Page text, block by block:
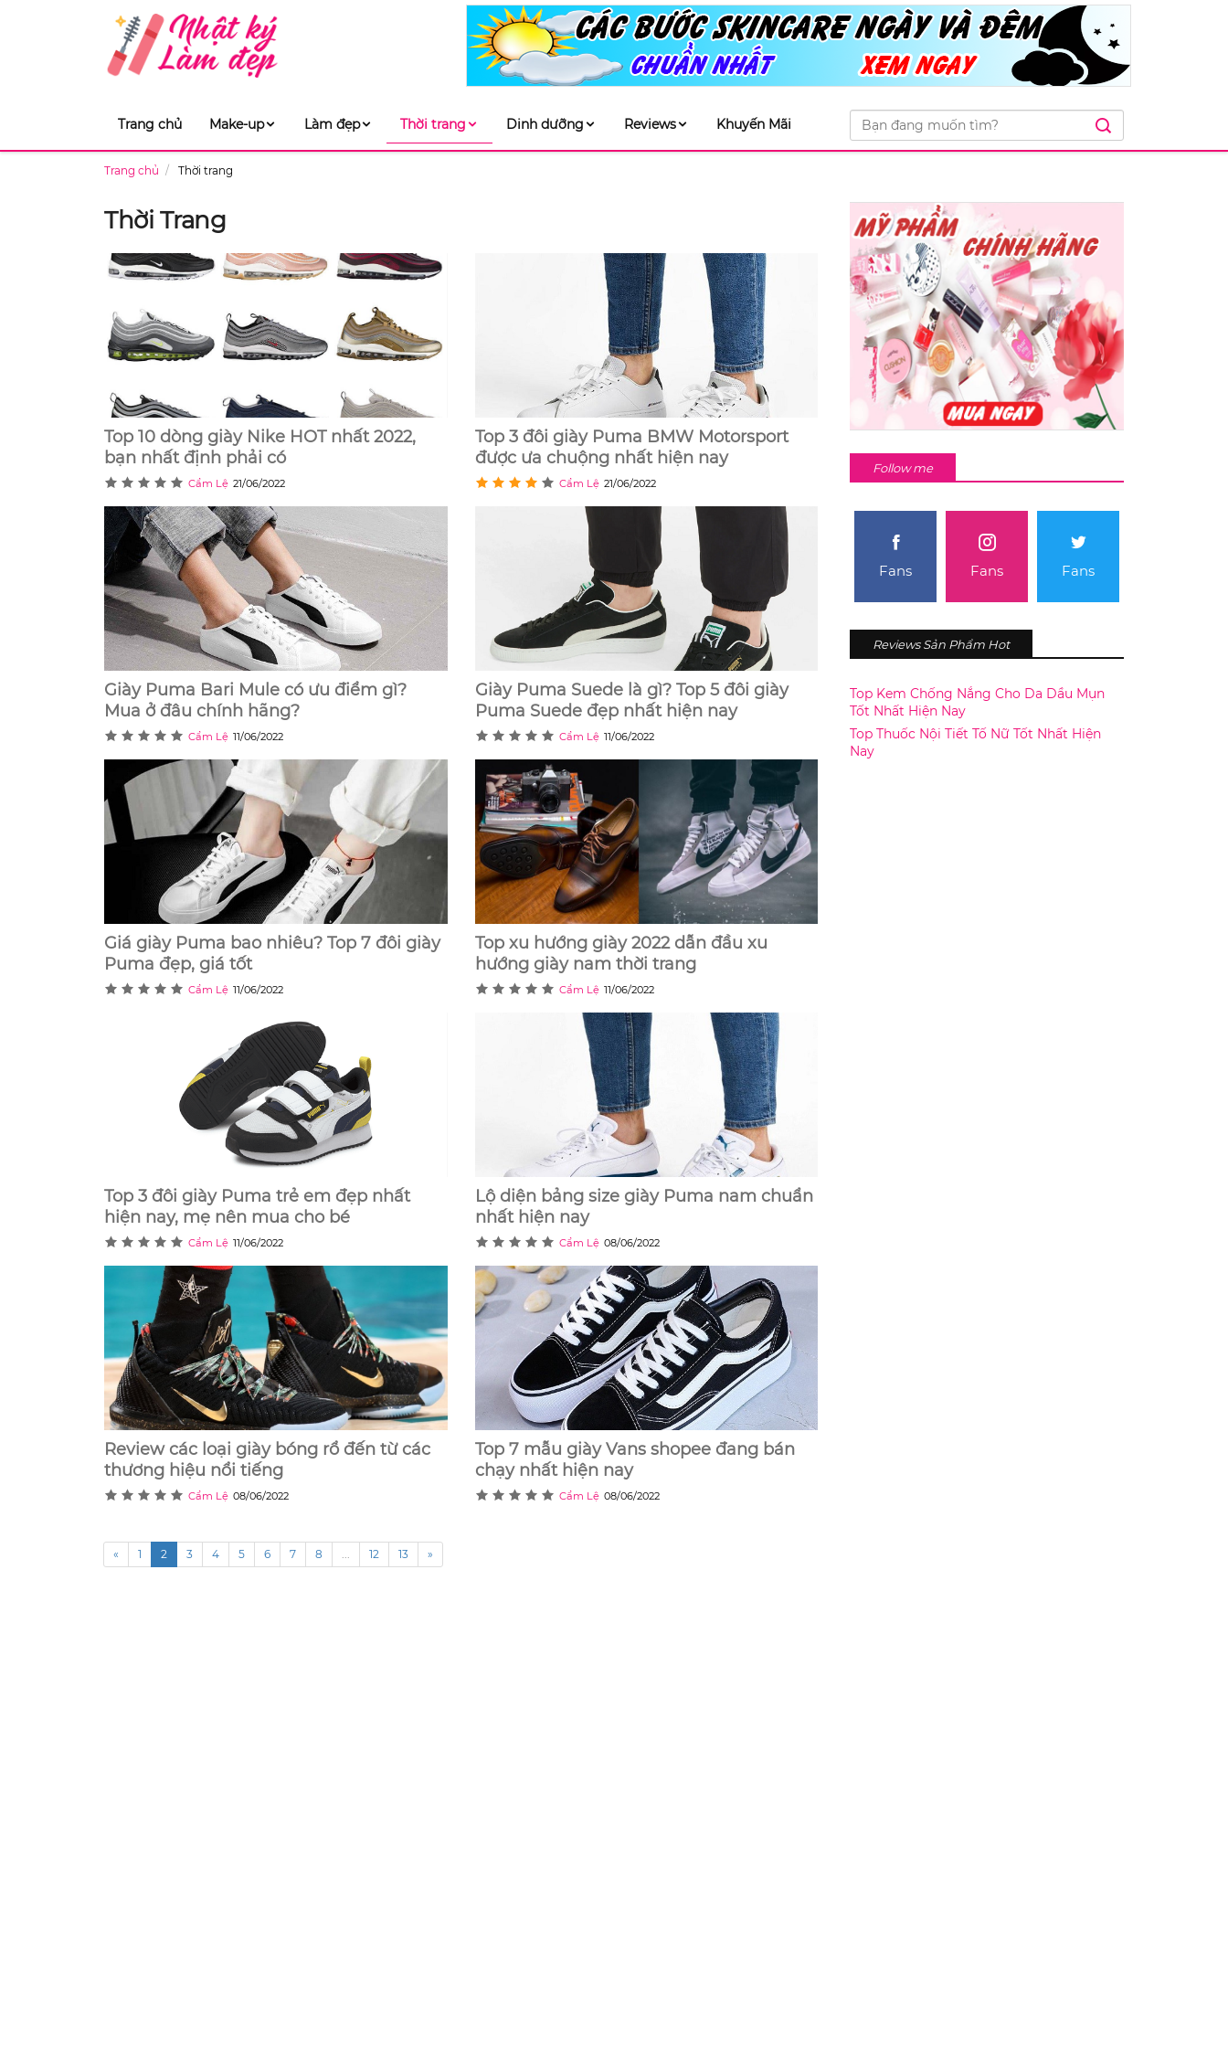
Trang chủ Make-up Làm đẹp Thời trang Dinh dưỡng Reviews Khuyến Mãi
Trang chủ Thời trang
Thời Trang
Top 10 dòng giày Nike HOT nhất 2022,
bạn nhất định phải có
Cẩm Lệ 21/06/2022
Top 3 đôi giày Puma BMW Motorsport
được ưa chuộng nhất hiện nay
Cẩm Lệ 21/06/2022
Giày Puma Bari Mule có ưu điểm gì?
Mua ở đâu chính hãng?
Cẩm Lệ 11/06/2022
Giày Puma Suede là gì? Top 5 đôi giày
Puma Suede đẹp nhất hiện nay
Cẩm Lệ 11/06/2022
Giá giày Puma bao nhiêu? Top 7 đôi giày
Puma đẹp, giá tốt
Cẩm Lệ 11/06/2022
Top xu hướng giày 2022 dẫn đầu xu
hướng giày nam thời trang
Cẩm Lệ 11/06/2022
Top 3 đôi giày Puma trẻ em đẹp nhất
hiện nay, mẹ nên mua cho bé
Cẩm Lệ 11/06/2022
Lộ diện bảng size giày Puma nam chuẩn
nhất hiện nay
Cẩm Lệ 08/06/2022
Review các loại giày bóng rổ đến từ các
thương hiệu nổi tiếng
Cẩm Lệ 08/06/2022
Top 7 mẫu giày Vans shopee đang bán
chạy nhất hiện nay
Cẩm Lệ 08/06/2022
« 1 2 3 4 5 6 7 8 ... 12 13 »
Follow me
Fans Fans Fans
Reviews Sản Phẩm Hot
Top Kem Chống Nắng Cho Da Dầu Mụn
Tốt Nhất Hiện Nay
Top Thuốc Nội Tiết Tố Nữ Tốt Nhất Hiện
Nay